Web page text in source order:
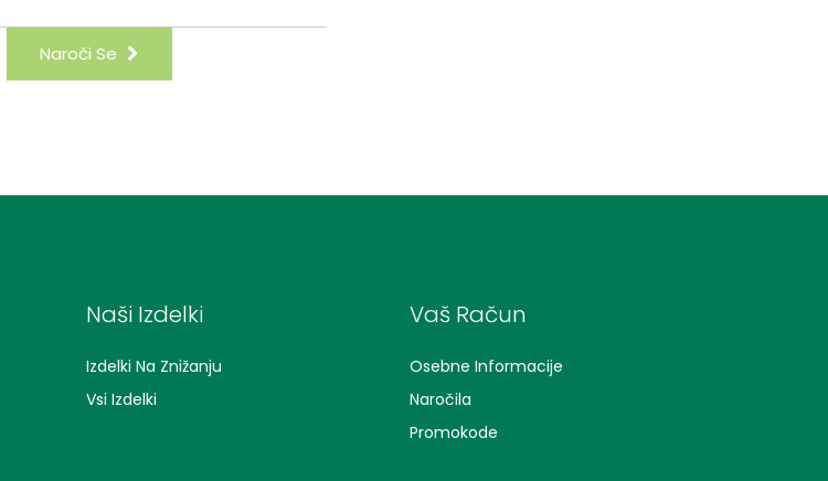
Naroči Se
Naši Izdelki
Izdelki Na Znižanju
Vsi Izdelki
Vaš Račun
Osebne Informacije
Naročila
Promokode